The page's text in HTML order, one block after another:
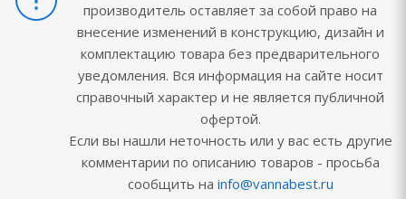
производитель оставляет за собой право на
внесение изменений в конструкцию, дизайн и
комплектацию товара без предварительного
уведомления. Вся информация на сайте носит
справочный характер и не является публичной
офертой.
Если вы нашли неточность или у вас есть другие
комментарии по описанию товаров - просьба
сообщить на info@vannabest.ru